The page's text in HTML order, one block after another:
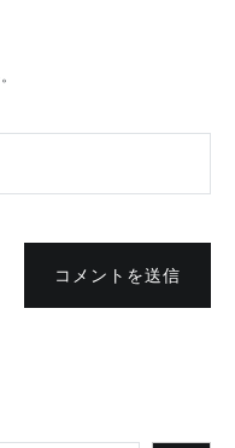
コメントを送信